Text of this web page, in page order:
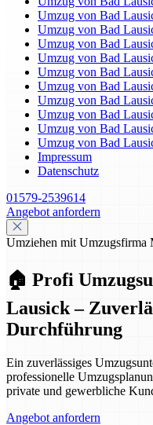
Umzug von Bad
Umzug von Bad
Umzug von Bad
Umzug von Bad
Umzug von Bad
Umzug von Bad
Umzug von Bad
Umzug von Bad
Umzug von Bad
Umzug von Bad
Impressum
Datenschutz
01579-2539614
Angebot anfordern
Umziehen mit Umzugsfirma
🏠 Profi
Lausick –
Durchführung
Ein zuverlässiges
professionelle
private und gewerbliche
Angebot anfordern